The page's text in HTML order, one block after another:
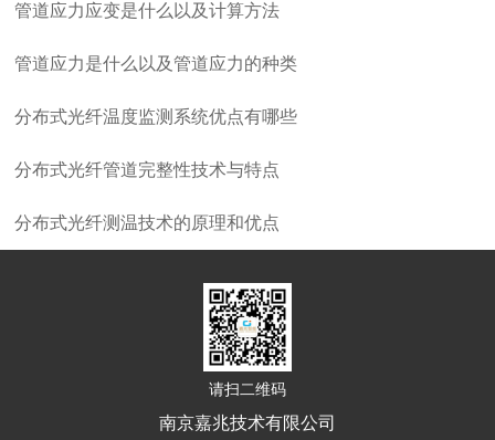
管道应力应变是什么以及计算方法
管道应力是什么以及管道应力的种类
分布式光纤温度监测系统优点有哪些
分布式光纤管道完整性技术与特点
分布式光纤测温技术的原理和优点
请扫二维码
南京嘉兆技术有限公司